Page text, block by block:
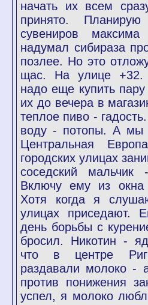
начать их всем
принято.
сувениров
надумал сибираза
позлее. Но это
щас. На улице +32.
надо еще купить
их до вечера в
теплое пиво -
воду - потопы. А мы
Центральная
городских улицах
соседский
Включу ему из
Хотя когда я
улицах приседают.
день борьбы с
бросил. Никотин -
что в центре
раздавали молоко -
против понижения
успел, я молоко